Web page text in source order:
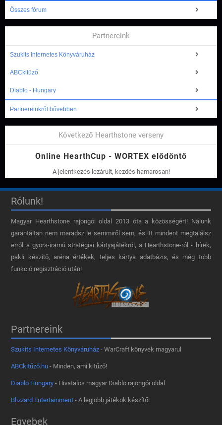
Összes fórum
Partnereink
Szukits Internetes Könyváruház
ABCkitüző
Diablo - Hungary
Partnereinkről bővebben
Következő Hearthstone verseny
Online HearthCup - WORTEX elődöntő
A jelentkezés lezárult, kezdés hamarosan!
Rólunk!
Magyar Hearthstone​ rajongói oldal 2013 óta a közösségért! Nálunk
garantáltan nem maradsz le semmiről sem, és itt mindent megtalálsz
erről a gyors-iramú stratégiai kártyajátékról, a Hearthstone-ról - hírek,
pakli készítő, aréna értékek, teljes kártya adatbázis, és még több
funkció regisztráció után!
Partnereink
Szukits Internetes Könyváruház - WarCraft könyvek magyarul
ABCkitűző.hu - Minden, ami kitűző!
Diablo Hungary - Hivatalos magyar Diablo rajongói oldal
Blizzard Entertainment - A legjobb játékok készítői
Egyebek